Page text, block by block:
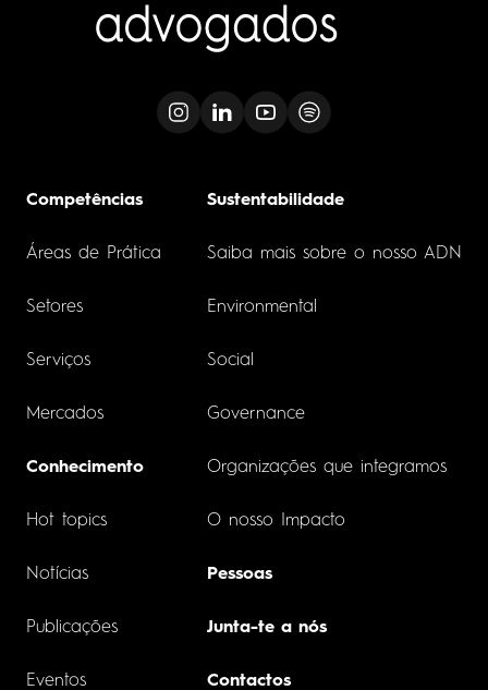
Competências
Áreas de Prática
Setores
Serviços
Mercados
Conhecimento
Hot topics
Notícias
Publicações
Eventos
Sustentabilidade
Saiba mais sobre o nosso ADN
Environmental
Social
Governance
Organizações que integramos
O nosso Impacto
Pessoas
Junta-te a nós
Contactos